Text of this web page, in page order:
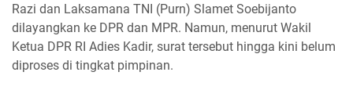
Razi dan Laksamana TNI (Purn) Slamet Soebijanto
dilayangkan ke DPR dan MPR. Namun, menurut Wakil
Ketua DPR RI Adies Kadir, surat tersebut hingga kini belum
diproses di tingkat pimpinan.